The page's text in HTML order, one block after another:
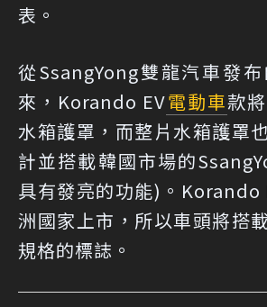
表。
從SsangYong雙龍汽車發
來，Korando EV電動車款
水箱護罩，而整片水箱護罩
計並搭載韓國市場的
具有發亮的功能)。Korando
洲國家上市，所以車頭將搭
規格的標誌。